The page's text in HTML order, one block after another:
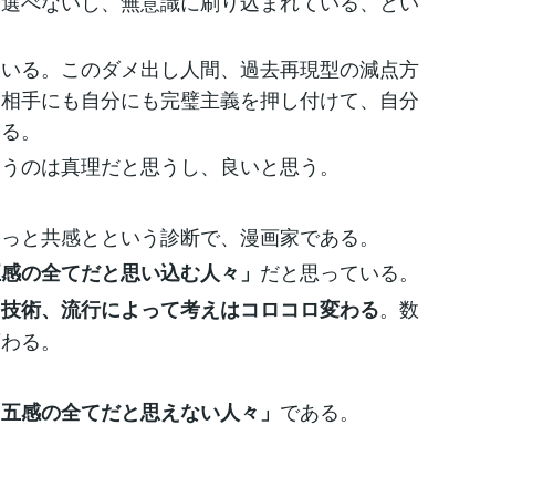
る。このダメ出し人間、過去再現型の減点方
手にも自分にも完璧主義を押し付けて、自分
。
は真理だと思うし、良いと思う。
と共感とという診断で、漫画家である。
の全てだと思い込む人々」 だと思っている。
術、流行によって考えはコロコロ変わる。数
る。
感の全てだと思えない人々」 である。